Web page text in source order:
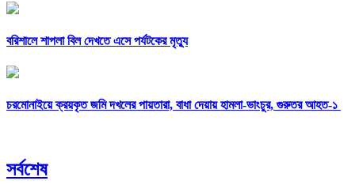
বরিশালে শাপলা বিল দেখতে এসে পর্যটকের মৃত্যু
চরমোনাইয়ে ক্রয়কৃত জমি দখলের পায়তারা, বাধা দেয়ায় হামলা-ভাংচুর, গুরুতর আহত-১
সর্বশেষ